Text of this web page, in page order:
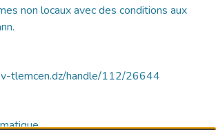
non locaux avec des conditions aux
tlemcen.dz/handle/112/26644